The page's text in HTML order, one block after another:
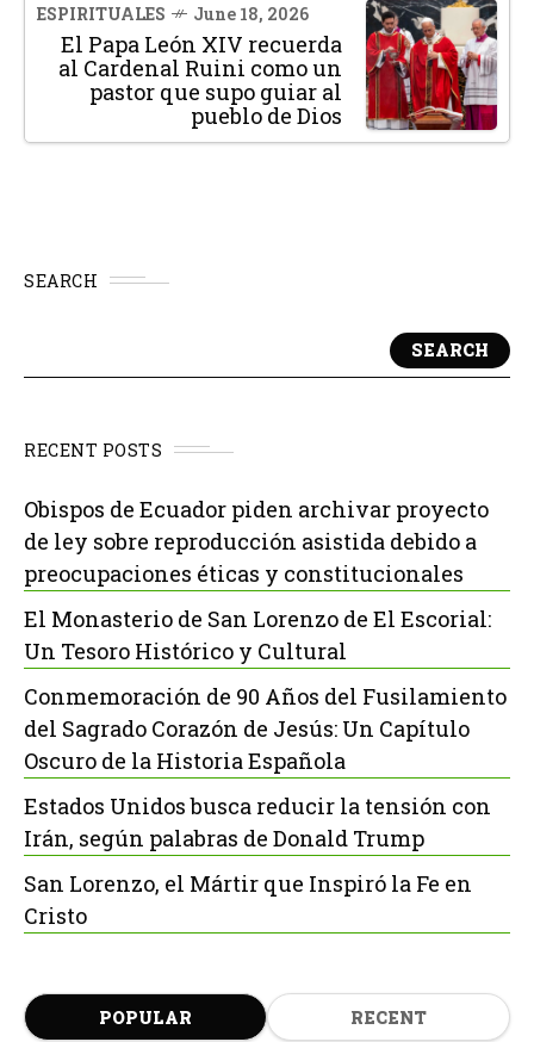
ESPIRITUALES June 18, 2026
El Papa León XIV recuerda
al Cardenal Ruini como un
pastor que supo guiar al
pueblo de Dios
SEARCH
SEARCH
RECENT POSTS
Obispos de Ecuador piden archivar proyecto
de ley sobre reproducción asistida debido a
preocupaciones éticas y constitucionales
El Monasterio de San Lorenzo de El Escorial:
Un Tesoro Histórico y Cultural
Conmemoración de 90 Años del Fusilamiento
del Sagrado Corazón de Jesús: Un Capítulo
Oscuro de la Historia Española
Estados Unidos busca reducir la tensión con
Irán, según palabras de Donald Trump
San Lorenzo, el Mártir que Inspiró la Fe en
Cristo
POPULAR RECENT